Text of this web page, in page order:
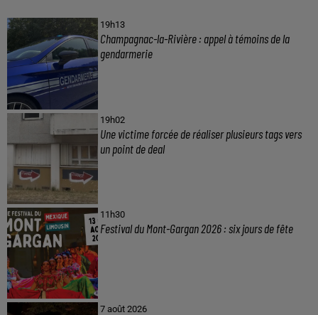
19h13
Champagnac-la-Rivière : appel à témoins de la
gendarmerie
19h02
Une victime forcée de réaliser plusieurs tags vers
un point de deal
11h30
Festival du Mont-Gargan 2026 : six jours de fête
7 août 2026